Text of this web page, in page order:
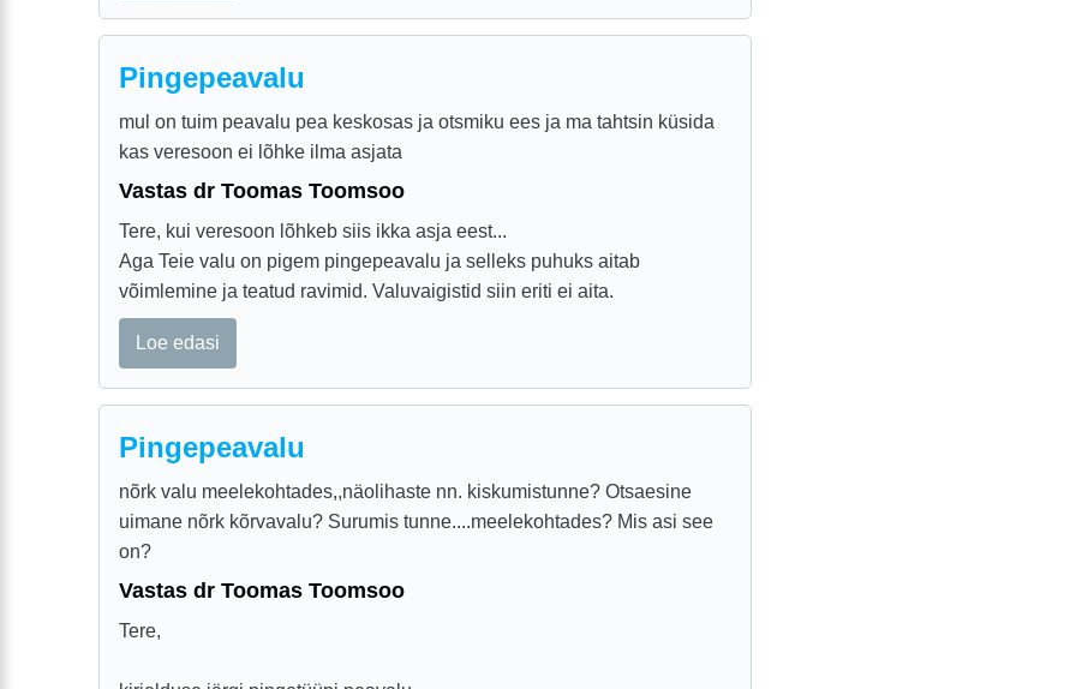
Pingepeavalu
mul on tuim peavalu pea keskosas ja otsmiku ees ja ma tahtsin küsida
kas veresoon ei lõhke ilma asjata
Vastas dr Toomas Toomsoo
Tere, kui veresoon lõhkeb siis ikka asja eest...
Aga Teie valu on pigem pingepeavalu ja selleks puhuks aitab
võimlemine ja teatud ravimid. Valuvaigistid siin eriti ei aita.
Loe edasi
Pingepeavalu
nõrk valu meelekohtades,,näolihaste nn. kiskumistunne? Otsaesine
uimane nõrk kõrvavalu? Surumis tunne....meelekohtades? Mis asi see
on?
Vastas dr Toomas Toomsoo
Tere,